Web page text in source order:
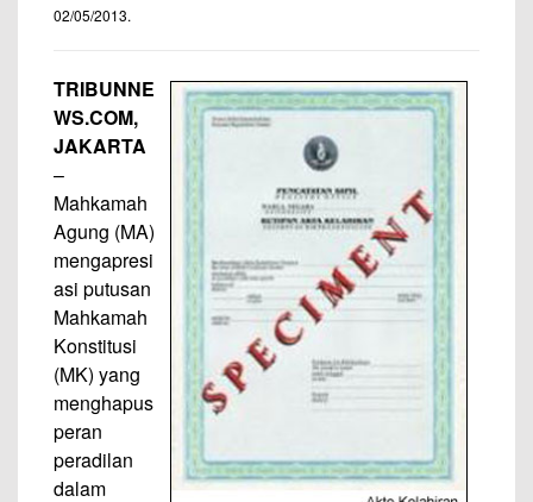
02/05/2013.
TRIBUNNE
WS.COM,
JAKARTA
–
Mahkamah
Agung (MA)
mengapresi
asi putusan
Mahkamah
Konstitusi
(MK) yang
menghapus
peran
peradilan
dalam